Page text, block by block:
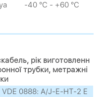
-40 °С - +60 °С
рік виготовленн
трубки, метражні
0888: A/J-E-HТ-2 E